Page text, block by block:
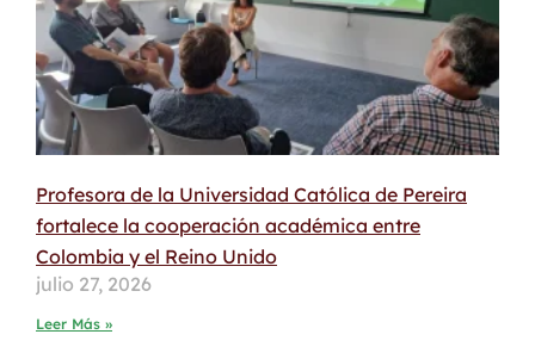
Profesora de la Universidad Católica de Pereira
fortalece la cooperación académica entre
Colombia y el Reino Unido
julio 27, 2026
Leer Más »